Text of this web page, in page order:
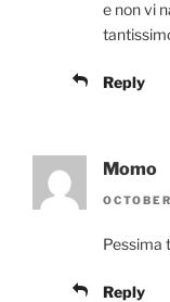
e non vi
Reply
Momo
Pessima
Reply